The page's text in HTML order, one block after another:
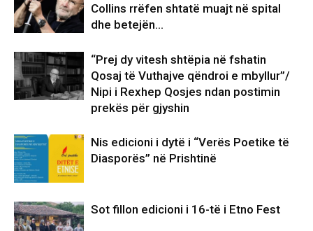
Collins rrëfen shtatë muajt në spital
dhe betejën…
“Prej dy vitesh shtëpia në fshatin
Qosaj të Vuthajve qëndroi e mbyllur”/
Nipi i Rexhep Qosjes ndan postimin
prekës për gjyshin
Nis edicioni i dytë i “Verës Poetike të
Diasporës” në Prishtinë
Sot fillon edicioni i 16-të i Etno Fest